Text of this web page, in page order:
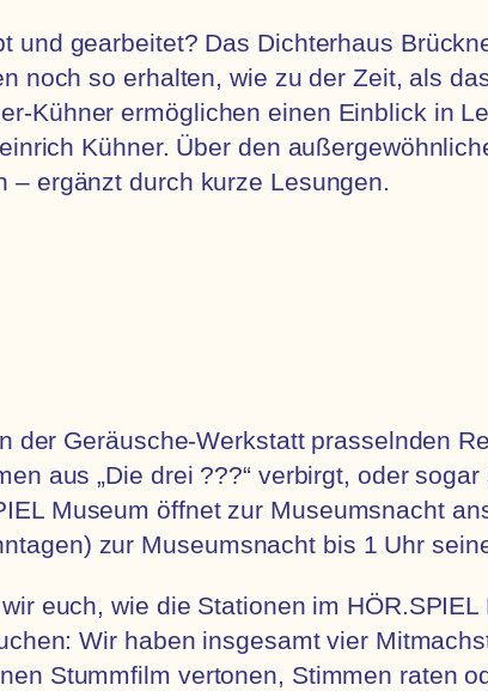
und gearbeitet? Das Dichterhaus
noch so erhalten, wie zu der Zeit, als
Kühner ermöglichen einen Einblick in
Kühner. Über den
– ergänzt durch kurze Lesungen.
der Geräusche-Werkstatt prasselnden
aus „Die drei ???“ verbirgt, oder
Museum öffnet zur Museumsnacht
zur Museumsnacht bis 1 Uhr
euch, wie die Stationen im
Wir haben insgesamt vier
Stummfilm vertonen, Stimmen raten